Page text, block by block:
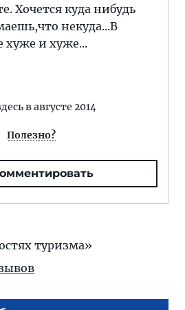
Хочется куда нибудь
некуда...В
хуже и хуже...
в августе 2014
Полезно?
туризма»